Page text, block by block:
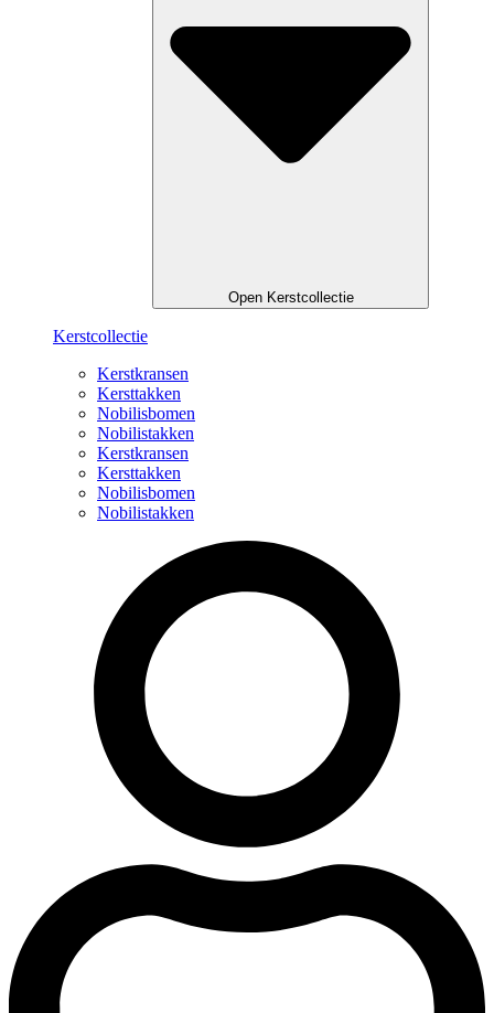
Open Kerstcollectie
Kerstcollectie
Kerstkransen
Kersttakken
Nobilisbomen
Nobilistakken
Kerstkransen
Kersttakken
Nobilisbomen
Nobilistakken